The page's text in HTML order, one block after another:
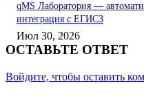
qMS Лаборатория —
интеграция с ЕГИСЗ
Июл 30, 2026
ОСТАВЬТЕ ОТВЕТ
Войдите, чтобы оставить